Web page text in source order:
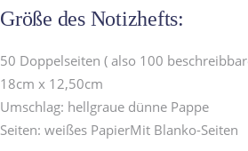
Größe des Notizhefts:
50 Doppelseiten ( also 100
18cm x 12,50cm
Umschlag: hellgraue dünne Pappe
Seiten: weißes PapierMit Blanko-Seiten